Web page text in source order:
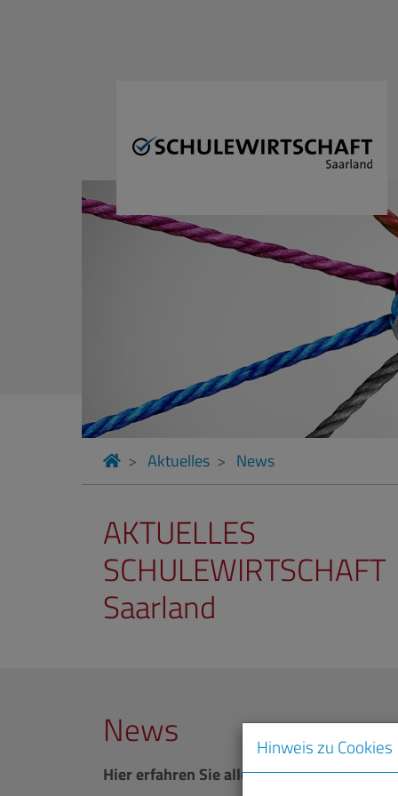
Aktuelles News
AKTUELLES
SCHULEWIRTSCHAFT
Saarland
News
Hier erfahren Sie alles Wissenswerterund
Hinweis zu Cookies